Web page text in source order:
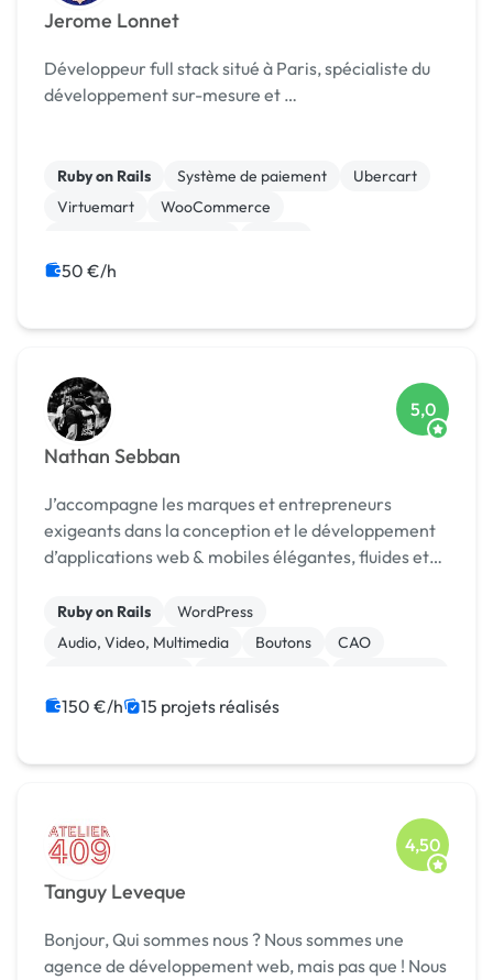
Jerome Lonnet
Développeur full stack situé à Paris, spécialiste du
développement sur-mesure et …
Ruby on Rails Système de paiement
Ubercart
Virtuemart
WooCommerce
Installation de Script
50 €/h
Nathan Sebban
5,0
J’accompagne les marques et entrepreneurs
exigeants dans la conception et le développement
d’applications web & mobiles élégantes, fluides et
Ruby on Rails
WordPress
Audio, Video, Multimedia
Boutons
CAO
Motion design
Print (flyer, plaquette, affiche...)
150 €/h 15 projets réalisés
Tanguy Leveque
4,50
Bonjour, Qui sommes nous ? Nous sommes une
agence de développement web, mais pas que ! Nous